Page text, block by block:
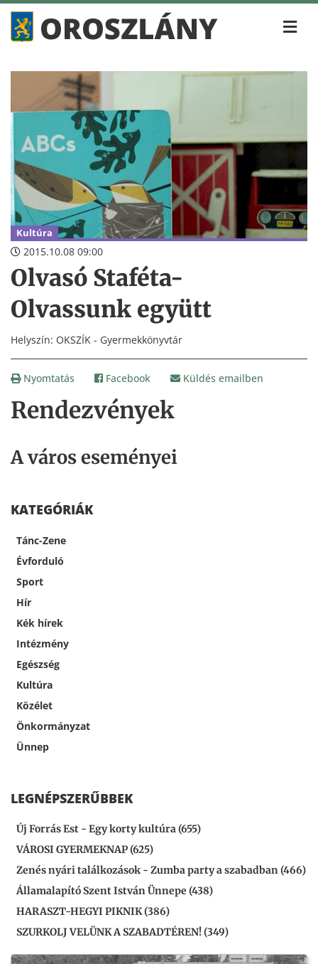
Rendezvények
A város eseményei
KATEGÓRIÁK
Tánc-Zene
Évforduló
Sport
Hír
Kék hírek
Intézmény
Egészség
Kultúra
Közélet
Önkormányzat
Ünnep
LEGNÉPSZERŰBBEK
Új Forrás Est - Egy korty kultúra (655)
VÁROSI GYERMEKNAP (625)
Zenés nyári találkozások - Zumba party a szabadban (466)
Államalapító Szent István Ünnepe (438)
HARASZT-HEGYI PIKNIK (386)
SZURKOLJ VELÜNK A SZABADTÉREN! (349)
Kultúra
2015.10.08 09:00
Olvasó Staféta-
Olvassunk együtt
Helyszín: OKSZÍK - Gyermekkönyvtár
Nyomtatás Facebook Küldés emailben